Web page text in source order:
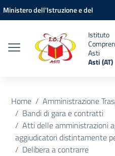
Vai ai contenuti
Vai al menu di navigazione
Vai al footer
Ministero dell'Istruzione e del
Istituto
Asti
Asti (AT)
Home
Amministrazione
Bandi di gara e contratti
Atti delle amministrazioni
aggiudicatori distintamente
Delibera a contrarre